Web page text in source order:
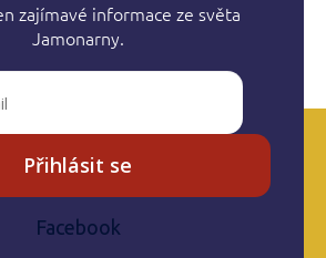
zajímavé informace ze světa
Jamonarny.
Přihlásit se
Facebook